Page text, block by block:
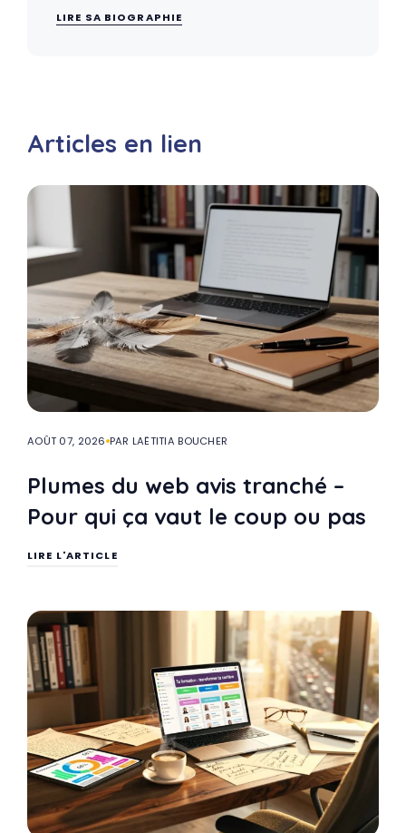
LIRE SA BIOGRAPHIE
Articles en lien
AOÛT 07, 2026 PAR LAËTITIA BOUCHER
Plumes du web avis tranché –
Pour qui ça vaut le coup ou pas
LIRE L'ARTICLE